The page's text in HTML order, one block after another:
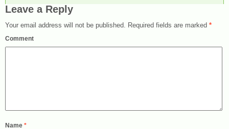
Leave a Reply
Your email address will not be published. Required fields are marked *
Comment
Name *